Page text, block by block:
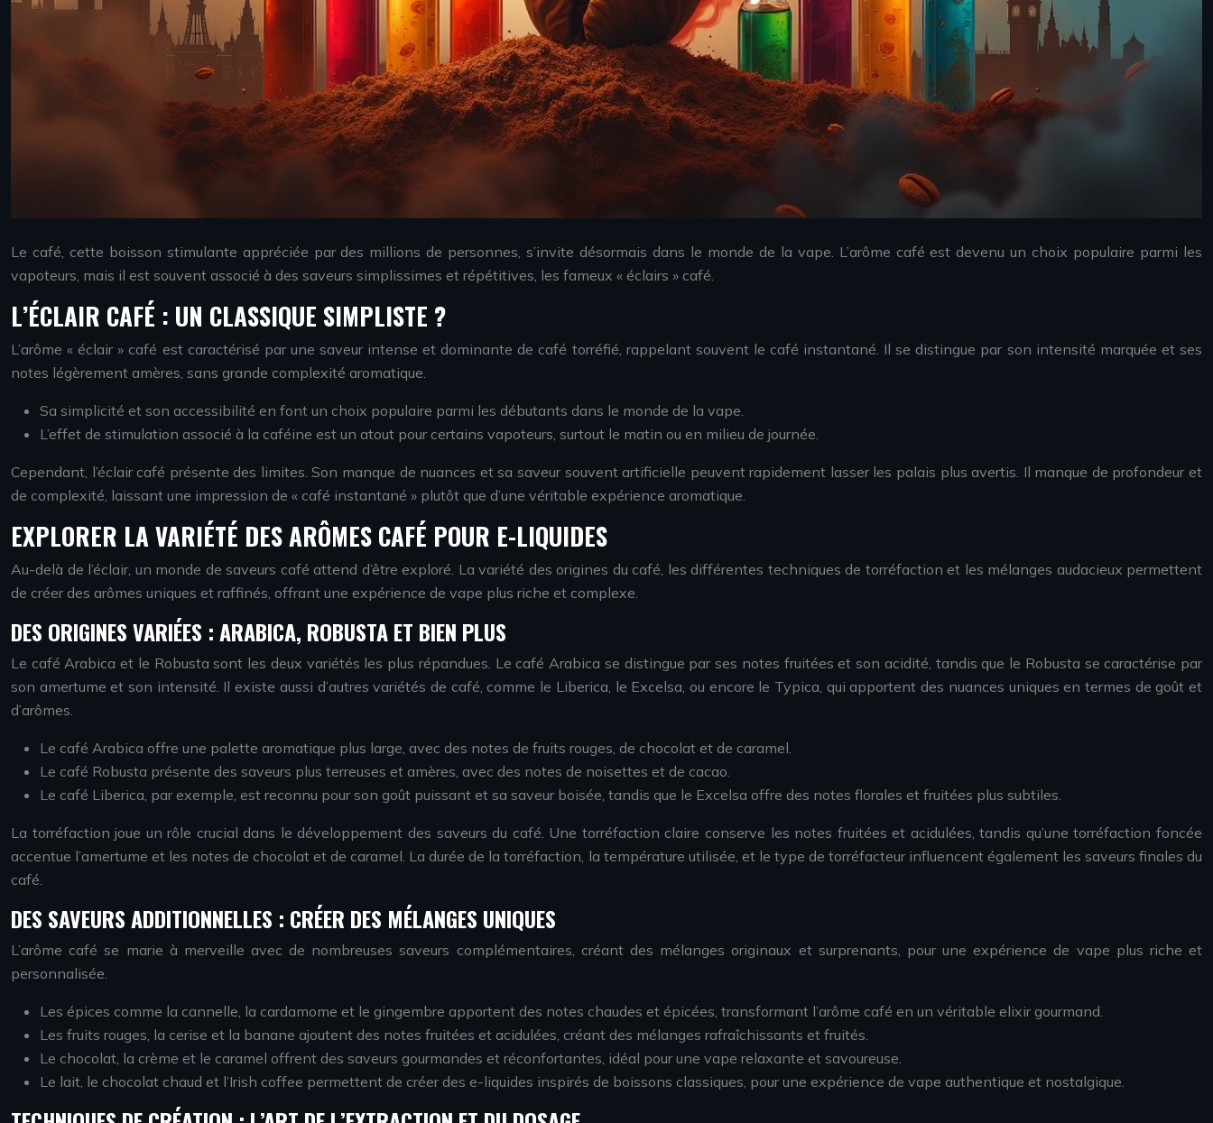
Le café, cette boisson stimulante appréciée par des millions de personnes, s’invite désormais dans le monde de la vape. L’arôme café est devenu un choix populaire parmi les
vapoteurs, mais il est souvent associé à des saveurs simplissimes et répétitives, les fameux « éclairs » café.
L’ÉCLAIR CAFÉ : UN CLASSIQUE SIMPLISTE ?
L’arôme « éclair » café est caractérisé par une saveur intense et dominante de café torréfié, rappelant souvent le café instantané. Il se distingue par son intensité marquée et ses
notes légèrement amères, sans grande complexité aromatique.
Sa simplicité et son accessibilité en font un choix populaire parmi les débutants dans le monde de la vape.
L’effet de stimulation associé à la caféine est un atout pour certains vapoteurs, surtout le matin ou en milieu de journée.
Cependant, l’éclair café présente des limites. Son manque de nuances et sa saveur souvent artificielle peuvent rapidement lasser les palais plus avertis. Il manque de profondeur et
de complexité, laissant une impression de « café instantané » plutôt que d’une véritable expérience aromatique.
EXPLORER LA VARIÉTÉ DES ARÔMES CAFÉ POUR E-LIQUIDES
Au-delà de l’éclair, un monde de saveurs café attend d’être exploré. La variété des origines du café, les différentes techniques de torréfaction et les mélanges audacieux permettent
de créer des arômes uniques et raffinés, offrant une expérience de vape plus riche et complexe.
DES ORIGINES VARIÉES : ARABICA, ROBUSTA ET BIEN PLUS
Le café Arabica et le Robusta sont les deux variétés les plus répandues. Le café Arabica se distingue par ses notes fruitées et son acidité, tandis que le Robusta se caractérise par
son amertume et son intensité. Il existe aussi d’autres variétés de café, comme le Liberica, le Excelsa, ou encore le Typica, qui apportent des nuances uniques en termes de goût et
d’arômes.
Le café Arabica offre une palette aromatique plus large, avec des notes de fruits rouges, de chocolat et de caramel.
Le café Robusta présente des saveurs plus terreuses et amères, avec des notes de noisettes et de cacao.
Le café Liberica, par exemple, est reconnu pour son goût puissant et sa saveur boisée, tandis que le Excelsa offre des notes florales et fruitées plus subtiles.
La torréfaction joue un rôle crucial dans le développement des saveurs du café. Une torréfaction claire conserve les notes fruitées et acidulées, tandis qu’une torréfaction foncée
accentue l’amertume et les notes de chocolat et de caramel. La durée de la torréfaction, la température utilisée, et le type de torréfacteur influencent également les saveurs finales du
café.
DES SAVEURS ADDITIONNELLES : CRÉER DES MÉLANGES UNIQUES
L’arôme café se marie à merveille avec de nombreuses saveurs complémentaires, créant des mélanges originaux et surprenants, pour une expérience de vape plus riche et
personnalisée.
Les épices comme la cannelle, la cardamome et le gingembre apportent des notes chaudes et épicées, transformant l’arôme café en un véritable elixir gourmand.
Les fruits rouges, la cerise et la banane ajoutent des notes fruitées et acidulées, créant des mélanges rafraîchissants et fruités.
Le chocolat, la crème et le caramel offrent des saveurs gourmandes et réconfortantes, idéal pour une vape relaxante et savoureuse.
Le lait, le chocolat chaud et l’Irish coffee permettent de créer des e-liquides inspirés de boissons classiques, pour une expérience de vape authentique et nostalgique.